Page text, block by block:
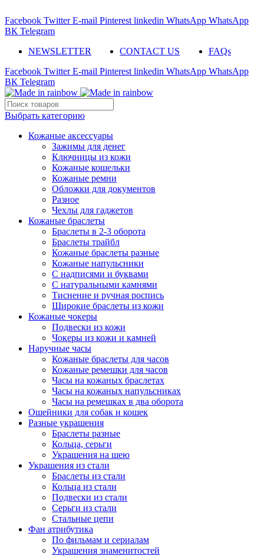
Facebook Twitter E-mail Pinterest linkedin WhatsApp WhatsApp
ВК Telegram
NEWSLETTER
CONTACT US
FAQs
Facebook Twitter E-mail Pinterest linkedin WhatsApp WhatsApp
ВК Telegram
Выбрать категорию
Кожаные аксессуары
Зажимы для денег
Ключницы из кожи
Кожаные кошельки
Кожаные ремни
Обложки для документов
Разное
Чехлы для гаджетов
Кожаные браслеты
Браслеты в 2-3 оборота
Браслеты трайбл
Кожаные браслеты разные
Кожаные напульсники
С надписями и буквами
С натуральными камнями
Тиснение и ручная роспись
Широкие браслеты из кожи
Кожаные чокеры
Подвески из кожи
Чокеры из кожи и камней
Наручные часы
Кожаные браслеты для часов
Кожаные ремешки для часов
Часы на кожаных браслетах
Часы на кожаных напульсниках
Часы на ремешках в два оборота
Ошейники для собак и кошек
Разные украшения
Браслеты разные
Кольца, серьги
Украшения на шею
Украшения из стали
Браслеты из стали
Кольца из стали
Подвески из стали
Серьги из стали
Стальные цепи
Фан атрибутика
По фильмам и сериалам
Украшения знаменитостей